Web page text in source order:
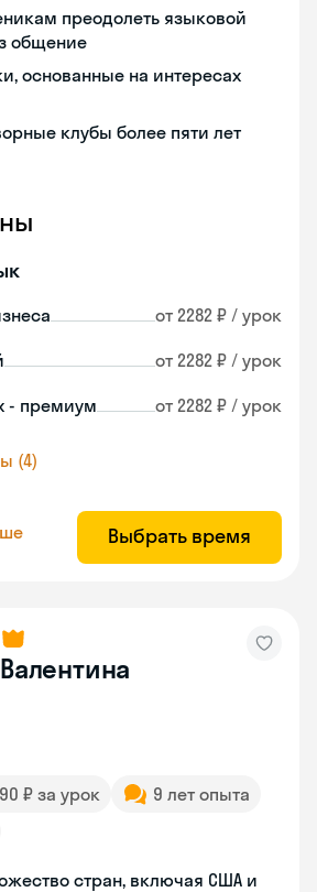
преодолеть языковой
общение
основанные на интересах
клубы более пяти лет
от 2282 ₽ / урок
от 2282 ₽ / урок
- премиум от 2282 ₽ / урок
(4)
Выбрать время
Валентина
₽ за урок
9 лет опыта
стран, включая США и